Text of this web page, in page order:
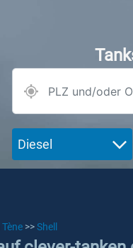
Diesel
Tène >>Shell